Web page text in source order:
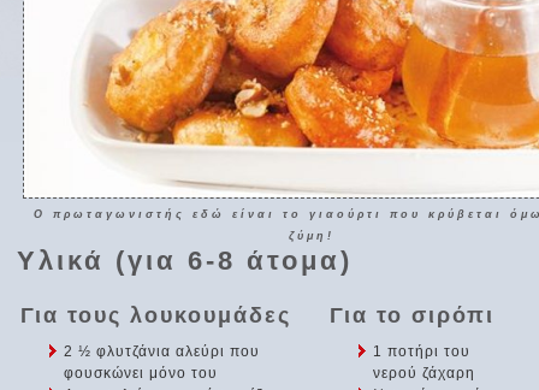
Ο πρωταγωνιστής εδώ είναι το γιαούρτι που κρύβεται
ζύμη!
Υλικά (για 6-8 άτομα)
Για τους λουκουμάδες
2 ½ φλυτζάνια αλεύρι που
φουσκώνει μόνο του
Για το σιρόπι
1 ποτήρι του
νερού ζάχαρη